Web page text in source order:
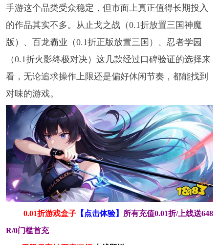
手游这个品类受众稳定，但市面上真正值得长期投入
的作品其实不多。从止戈之战（0.1折放置三国神魔
版）、百龙霸业（0.1折正版放置三国）、忍者学园
（0.1折火影终极对决）这几款经过口碑验证的选择来
看，无论追求操作上限还是偏好休闲节奏，都能找到
对味的游戏。
0.01折游戏盒子【点击体验】 所有充值0.01折/上线送648
R/0门槛首充